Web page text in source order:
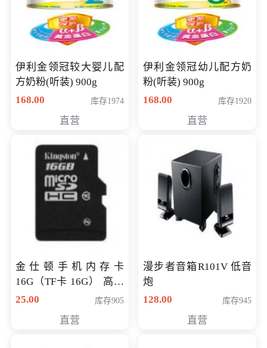
伊利金领冠较大婴儿配
方奶粉(听装) 900g
168.00
库存1974
直营
伊利金领冠幼儿配方奶
粉(听装) 900g
168.00
库存1920
直营
金仕顿手机内存卡
16G（TF卡 16G） 高速
卡 CLASS 10
25.00 库存905
直营
漫步者音箱R101V 低音
炮
128.00
库存945
直营